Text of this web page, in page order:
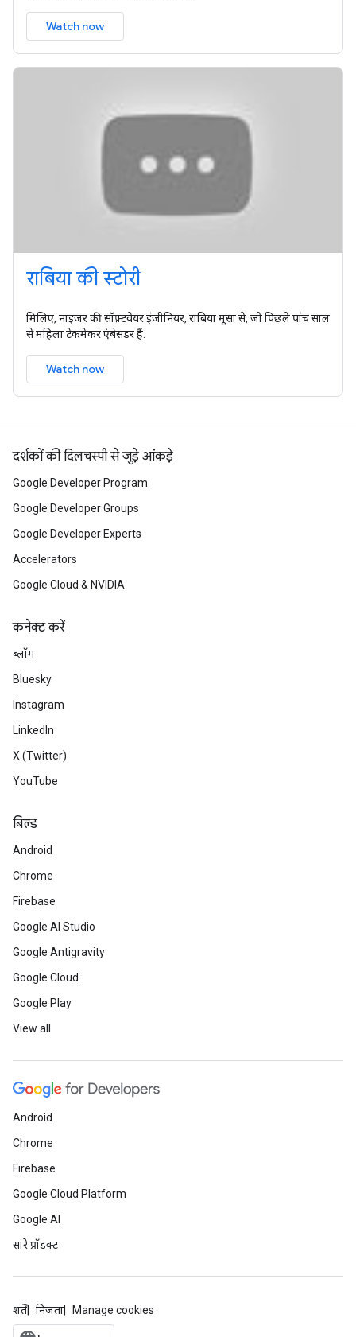
Watch now
राबिया की स्टोरी
मिलिए, नाइजर की सॉफ़्टवेयर इंजीनियर, राबिया मूसा से, जो पिछले पांच साल
से महिला टेकमेकर एंबेसडर हैं.
Watch now
दर्शकों की दिलचस्पी से जुड़े आंकड़े
Google Developer Program
Google Developer Groups
Google Developer Experts
Accelerators
Google Cloud & NVIDIA
कनेक्ट करें
ब्लॉग
Bluesky
Instagram
LinkedIn
X (Twitter)
YouTube
बिल्ड
Android
Chrome
Firebase
Google AI Studio
Google Antigravity
Google Cloud
Google Play
View all
Android
Chrome
Firebase
Google Cloud Platform
Google AI
सारे प्रॉडक्ट
शर्तें निजता Manage cookies